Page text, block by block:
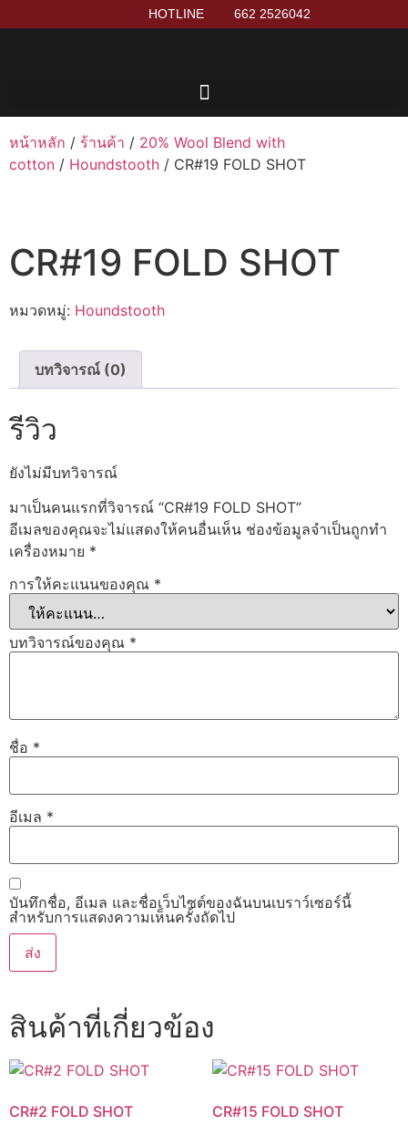
HOTLINE 662 2526042
หน้าหลัก / ร้านค้า / 20% Wool Blend with
cotton / Houndstooth / CR#19 FOLD SHOT
CR#19 FOLD SHOT
หมวดหมู่: Houndstooth
บทวิจารณ์ (0)
รีวิว
ยังไม่มีบทวิจารณ์
มาเป็นคนแรกที่วิจารณ์ “CR#19 FOLD SHOT”
อีเมลของคุณจะไม่แสดงให้คนอื่นเห็น ช่องข้อมูลจำเป็นถูกทำ
เครื่องหมาย *
การให้คะแนนของคุณ *
บทวิจารณ์ของคุณ *
ชื่อ *
อีเมล *
บันทึกชื่อ, อีเมล และชื่อเว็บไซต์ของฉันบนเบราว์เซอร์นี้
สำหรับการแสดงความเห็นครั้งถัดไป
สินค้าที่เกี่ยวข้อง
CR#2 FOLD SHOT CR#15 FOLD SHOT